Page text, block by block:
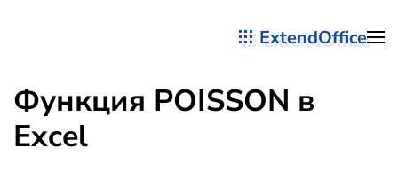
ExtendOffice
Функция POISSON в
Excel